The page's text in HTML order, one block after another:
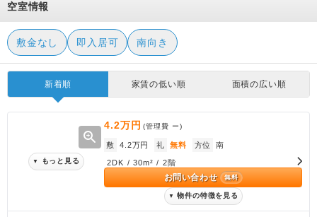
空室情報
敷金なし 即入居可 南向き
新着順 家賃の低い順 面積の広い順
zoom_in
▼ もっと見る
4.2万円 (管理費 ー)
敷 4.2万円 礼 無料 方位 南
2DK / 30m² / 2階
お問い合わせ 無料
▼ 物件の特徴を見る